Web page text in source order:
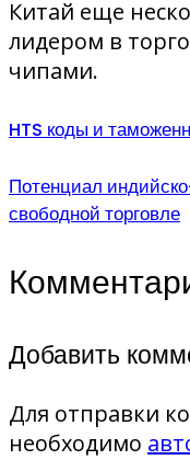
Китай еще
лидером в
чипами.
HTS коды и
Потенциал
свободной торговле
Добавить
Для отправки
необходимо